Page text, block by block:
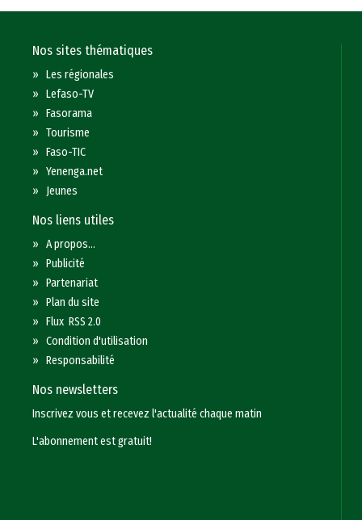
Nos sites thématiques
»Les régionales
»Lefaso-TV
»Fasorama
»Tourisme
»Faso-TIC
»Yenenga.net
» Jeunes
Nos liens utiles
»A propos...
»Publicité
»Partenariat
»Plan du site
»Flux RSS 2.0
»Condition d'utilisation
»Responsabilité
Nos newsletters
Inscrivez vous et recevez l'actualité chaque matin
L'abonnement est gratuit!